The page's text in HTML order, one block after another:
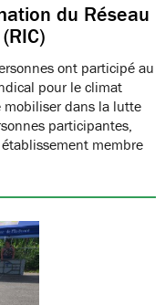
du Réseau
ont participé au
pour le climat
mobiliser dans la lutte
participantes,
membre